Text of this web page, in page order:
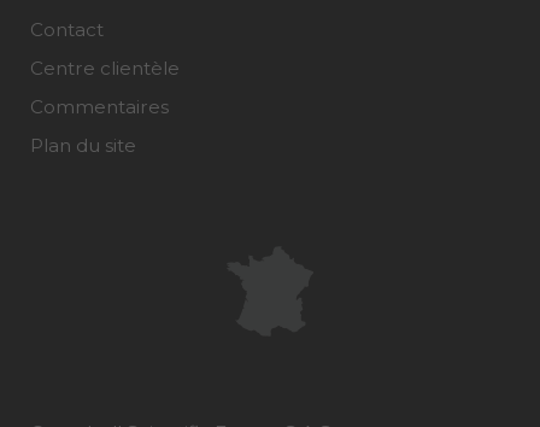
Contact
Centre clientèle
Commentaires
Plan du site